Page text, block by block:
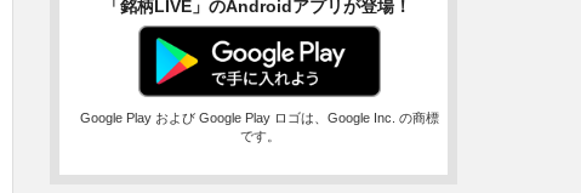
「銘柄LIVE」のAndroidアプリが登場！
Google Play および Google Play ロゴは、Google Inc. の商標
です。